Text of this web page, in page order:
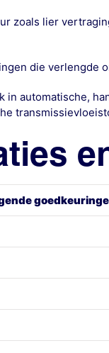
zoals lier
die verlengde
in automatische,